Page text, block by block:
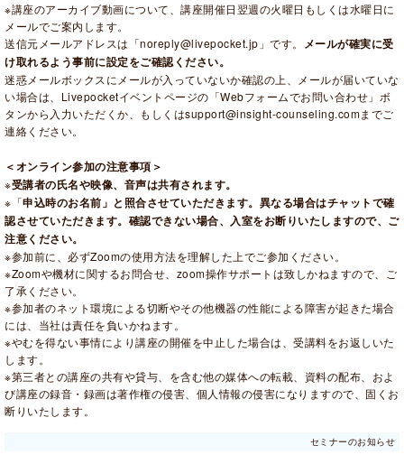
※講座のアーカイブ動画について、講座開催日翌週の火曜日もしくは水曜日に
メールでご案内します。
送信元メールアドレスは「noreply@livepocket.jp」です。 メールが確実に受
け取れるよう事前に設定をご確認ください。
迷惑メールボックスにメールが入っていないか確認の上、メールが届いていな
い場合は、Livepocketイベントページの「Webフォームでお問い合わせ」ボ
タンから入力いただくか、もしくはsupport@insight-counseling.comまでご
連絡ください。
＜オンライン参加の注意事項＞
※受講者の氏名や映像、音声は共有されます。
※「申込時のお名前」と照合させていただきます。異なる場合はチャットで確
認させていただきます。確認できない場合、入室をお断りいたしますので、ご
注意ください。
※参加前に、必ずZoomの使用方法を理解した上でご参加ください。
※Zoomや機材に関するお問合せ、zoom操作サポートは致しかねますので、ご
了承ください。
※参加者のネット環境による切断やその他機器の性能による障害が起きた場合
には、当社は責任を負いかねます。
※やむを得ない事情により講座の開催を中止した場合は、受講料をお返しいた
します。
※第三者との講座の共有や貸与、を含む他の媒体への転載、資料の配布、およ
び講座の録音・録画は著作権の侵害、個人情報の侵害になりますので、固くお
断りいたします。
セミナーのお知らせ